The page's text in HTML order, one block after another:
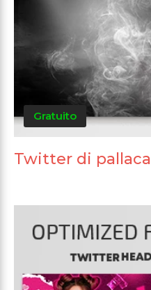
Gratuito
Twitter di